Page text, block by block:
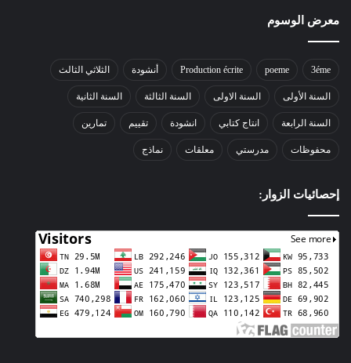
معرض الوسوم
3éme
poeme
Production écrite أنشودة الثلاثي الثالث
السنة الأولى السنة الاولى السنة الثالثة السنة الثانية
السنة الرابعة انتاج كتابي انشودة تقييم تمارين
محفوظات مدرستي معلقات نماذج
إحصائيات الزوار: